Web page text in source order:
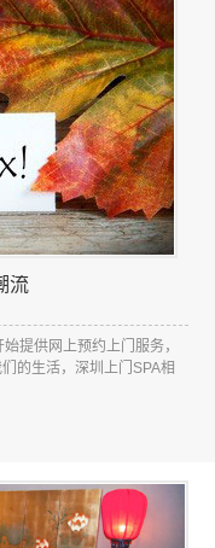
流
提供网上预约上门服务，
的生活，深圳上门SPA相